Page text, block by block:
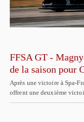
FFSA GT -
de la saison pour
Après une victoire à Spa-
offrent une deuxième